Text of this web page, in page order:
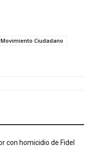
Movimiento Ciudadano
con homicidio de Fidel